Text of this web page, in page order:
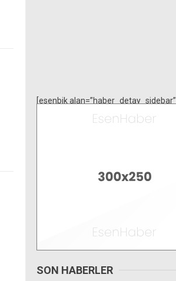
[esenbik alan=”haber_detay_sidebar”]
SON HABERLER